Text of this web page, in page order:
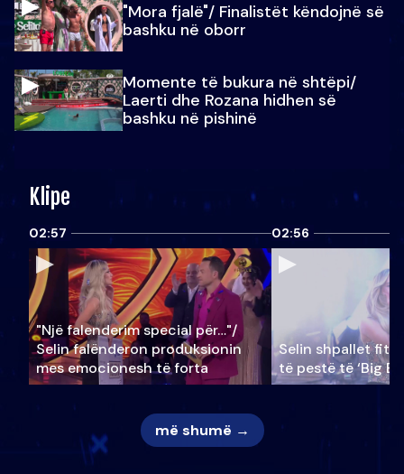
"Mora fjalë"/ Finalistët këndojnë së
bashku në oborr
Momente të bukura në shtëpi/
Laerti dhe Rozana hidhen së
bashku në pishinë
Klipe
02:57
"Një falenderim special për…"/
Selin falënderon produksionin
mes emocionesh të forta
02:56
Selin shpallet
të pestë të ‘Big
më shumë →